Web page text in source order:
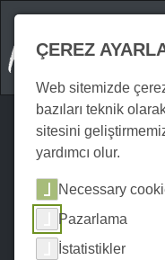
ÇEREZ
Web sitemizde
bazıları teknik
sitesini
yardımcı olur.
Necessary
Pazarlama
İstatistikler